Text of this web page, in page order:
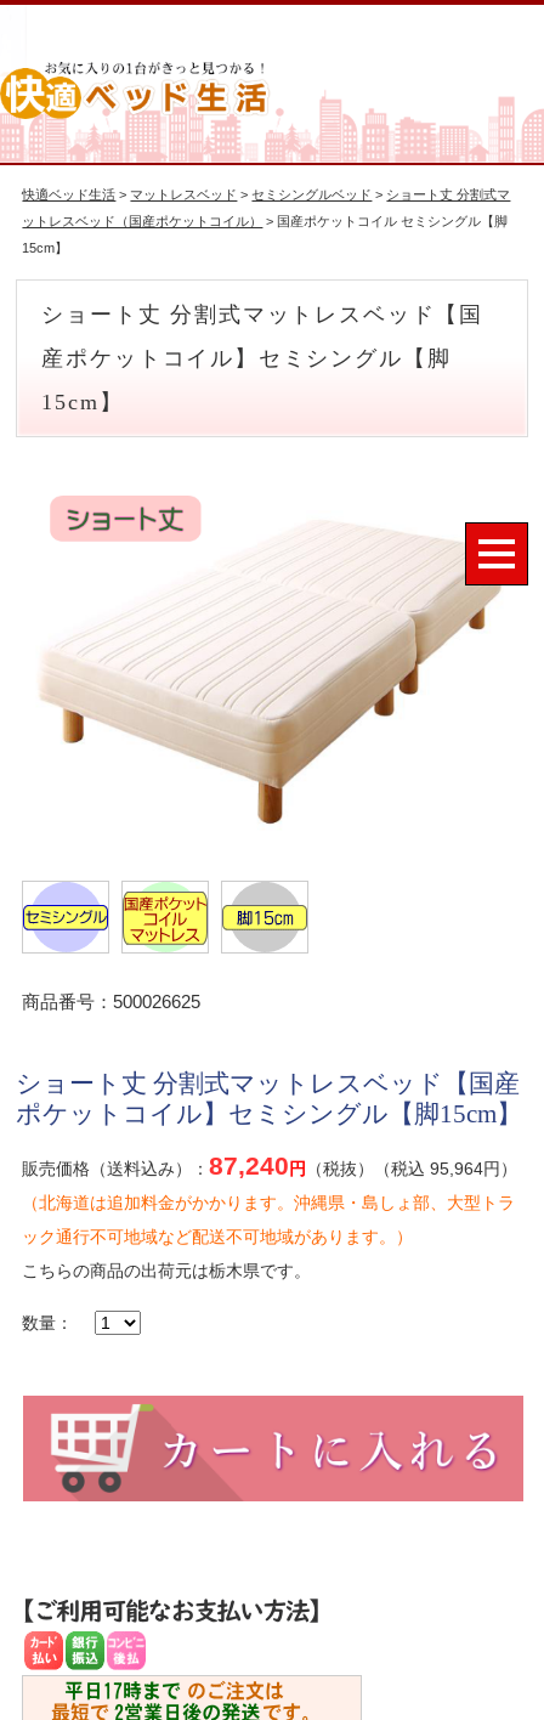
快適ベッド生活 > マットレスベッド >セミシングルベッド > ショート丈 分割式マ
ットレスベッド（国産ポケットコイル）
> 国産ポケットコイル セミシングル【脚
15cm】
ショート丈 分割式マットレスベッド【国
産ポケットコイル】セミシングル【脚
15cm】
商品番号：500026625
ショート丈 分割式マットレスベッド【国産
ポケットコイル】セミシングル【脚15cm】
販売価格（送料込み）：87,240 円
（税抜）（税込 95,964円）
（北海道は追加料金がかかります。沖縄県・島しょ部、大型トラ
ック通行不可地域など配送不可地域があります。）
こちらの商品の出荷元は栃木県です。
数量：